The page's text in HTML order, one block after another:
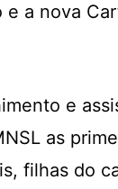
a nova
e
as
filhas do